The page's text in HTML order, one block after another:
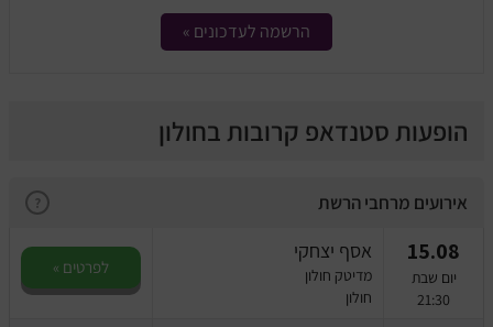
סרטים
חופשה והופעה
הרשמה לעדכונים »
הופעות סטנדאפ קרובות בחולון
אירועים מרחבי הרשת ?
15.08
יום שבת
21:30
אסף יצחקי
מדיטק חולון
חולון
לפרטים »